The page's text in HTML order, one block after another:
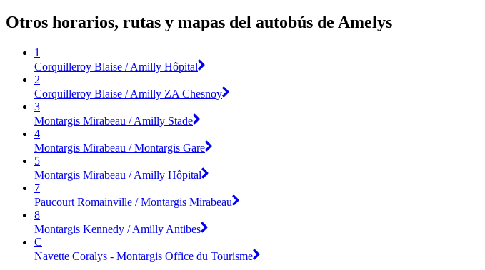
Otros horarios, rutas y mapas del autobús de Amelys
1
Corquilleroy Blaise / Amilly Hôpital
2
Corquilleroy Blaise / Amilly ZA Chesnoy
3
Montargis Mirabeau / Amilly Stade
4
Montargis Mirabeau / Montargis Gare
5
Montargis Mirabeau / Amilly Hôpital
7
Paucourt Romainville / Montargis Mirabeau
8
Montargis Kennedy / Amilly Antibes
C
Navette Coralys - Montargis Office du Tourisme